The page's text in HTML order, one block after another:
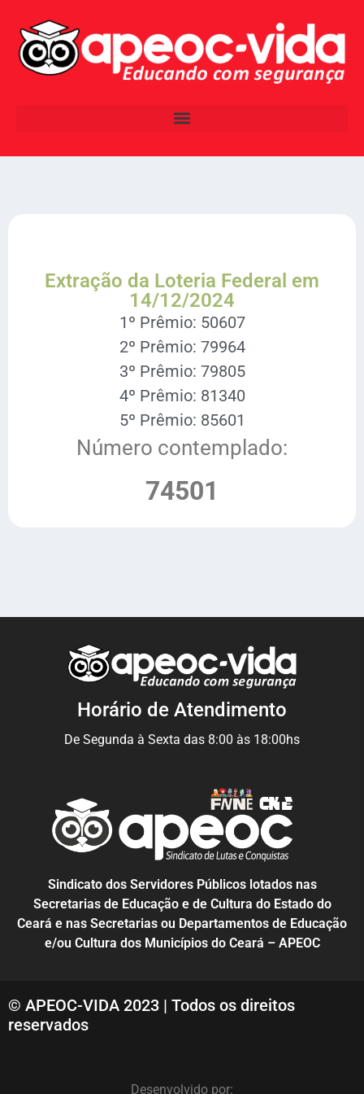
Extração da Loteria Federal em
14/12/2024
1º Prêmio: 50607
2º Prêmio: 79964
3º Prêmio: 79805
4º Prêmio: 81340
5º Prêmio: 85601
Número contemplado:
74501
Horário de Atendimento
De Segunda à Sexta das 8:00 às 18:00hs
Sindicato dos Servidores Públicos lotados nas
Secretarias de Educação e de Cultura do Estado do
Ceará e nas Secretarias ou Departamentos de Educação
e/ou Cultura dos Municípios do Ceará – APEOC
© APEOC-VIDA 2023 | Todos os direitos
reservados
Desenvolvido por: